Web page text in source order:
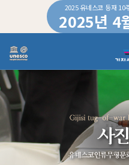
2025 유네스코 등재 10
2025년 4
하루 동안 이 창을 열지 않습니다.